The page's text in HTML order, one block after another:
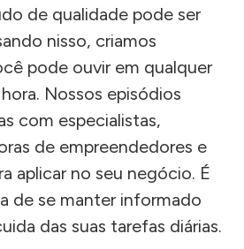
de qualidade pode ser
nisso, criamos
pode ouvir em qualquer
Nossos episódios
com especialistas,
de empreendedores e
aplicar no seu negócio. É
de se manter informado
das suas tarefas diárias.